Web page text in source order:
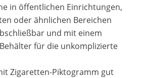
in öffentlichen Einrichtungen,
oder ähnlichen Bereichen
und mit einem
für die unkomplizierte
Zigaretten-Piktogramm gut